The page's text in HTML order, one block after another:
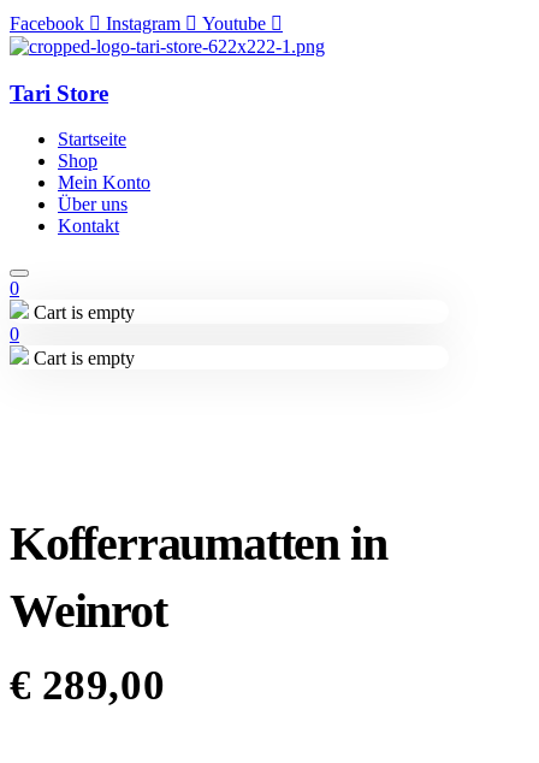
Facebook Instagram Youtube
Tari Store
Startseite
Shop
Mein Konto
Über uns
Kontakt
0
Cart is empty
0
Cart is empty
Kofferraumatten in
Weinrot
€ 289,00